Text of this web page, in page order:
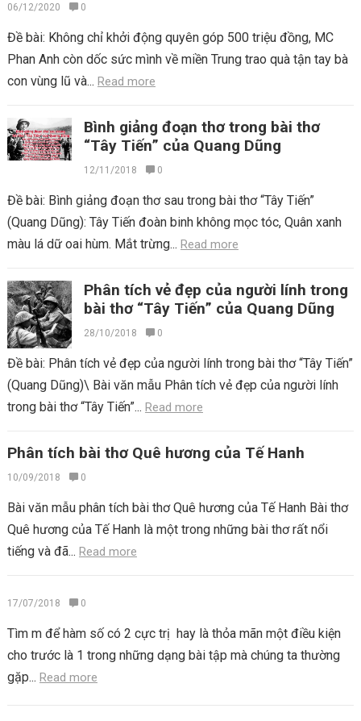
06/12/2020 0
Đề bài: Không chỉ khởi động quyên góp 500 triệu đồng, MC
Phan Anh còn dốc sức mình về miền Trung trao quà tận tay bà
con vùng lũ và... Read more
Bình giảng đoạn thơ trong bài thơ
“Tây Tiến” của Quang Dũng
12/11/2018 0
Đề bài: Bình giảng đoạn thơ sau trong bài thơ “Tây Tiến”
(Quang Dũng): Tây Tiến đoàn binh không mọc tóc, Quân xanh
màu lá dữ oai hùm. Mắt trừng... Read more
Phân tích vẻ đẹp của người lính trong
bài thơ “Tây Tiến” của Quang Dũng
28/10/2018 0
Đề bài: Phân tích vẻ đẹp của người lính trong bài thơ “Tây Tiến”
(Quang Dũng)\ Bài văn mẫu Phân tích vẻ đẹp của người lính
trong bài thơ “Tây Tiến”... Read more
Phân tích bài thơ Quê hương của Tế Hanh
10/09/2018 0
Bài văn mẫu phân tích bài thơ Quê hương của Tế Hanh Bài thơ
Quê hương của Tế Hanh là một trong những bài thơ rất nổi
tiếng và đã... Read more
17/07/2018 0
Tìm m để hàm số có 2 cực trị hay là thỏa mãn một điều kiện
cho trước là 1 trong những dạng bài tập mà chúng ta thường
gặp... Read more